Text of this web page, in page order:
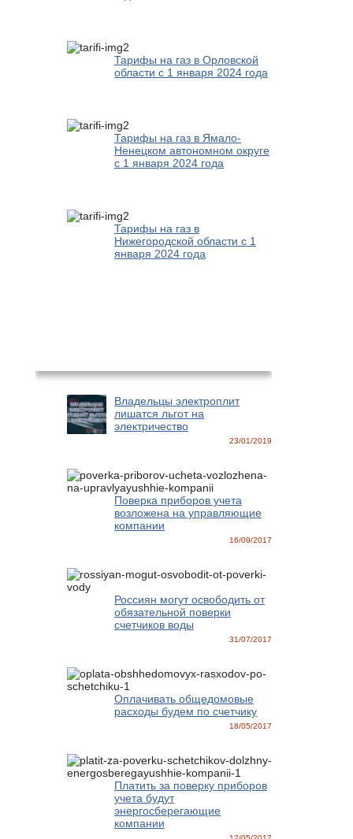
Тарифы на газ в Орловской
области с 1 января 2024 года
Тарифы на газ в Ямало-
Ненецком автономном округе
с 1 января 2024 года
Тарифы на газ в
Нижегородской области с 1
января 2024 года
Владельцы электроплит
лишатся льгот на
электричество
23/01/2019
Поверка приборов учета
возложена на управляющие
компании
16/09/2017
Россиян могут освободить от
обязательной поверки
счетчиков воды
31/07/2017
Оплачивать общедомовые
расходы будем по счетчику
18/05/2017
Платить за поверку приборов
учета будут
энергосберегающие
компании